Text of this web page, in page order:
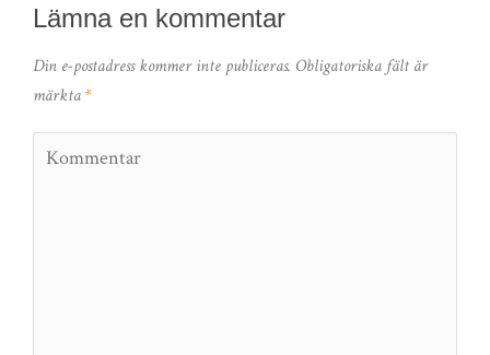
Lämna en kommentar
Din e-postadress kommer inte publiceras. Obligatoriska fält är
märkta*